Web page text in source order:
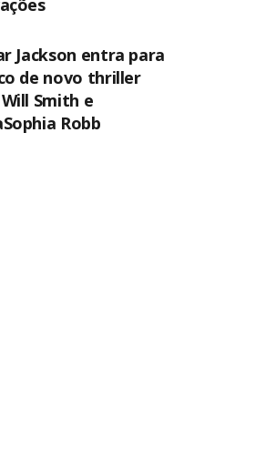
Jackson entra para
de novo thriller
Smith e
Robb